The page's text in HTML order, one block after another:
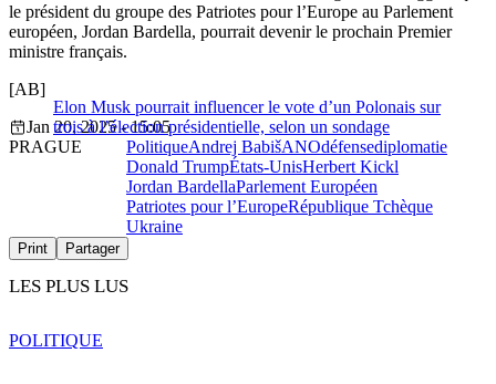
le président du groupe des Patriotes pour l’Europe au Parlement
européen, Jordan Bardella, pourrait devenir le prochain Premier
ministre français.
Elon Musk pourrait influencer le vote d’un Polonais sur
trois à l’élection présidentielle, selon un sondage
[AB]
Jan 20, 2025 - 15:05
PRAGUE
PolitiqueAndrej BabišANOdéfensediplomatie
Donald TrumpÉtats-UnisHerbert Kickl
Jordan BardellaParlement Européen
Patriotes pour l’EuropeRépublique Tchèque
Ukraine
Print Partager
LES PLUS LUS
POLITIQUE